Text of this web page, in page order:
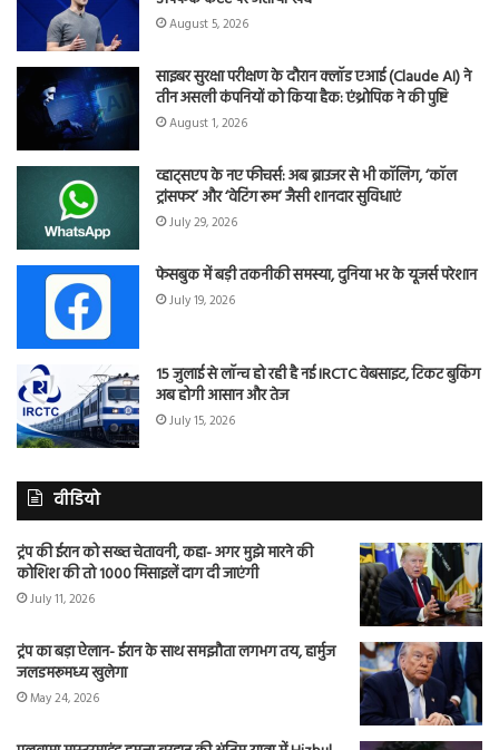
August 5, 2026
साइबर सुरक्षा परीक्षण के दौरान क्लॉड एआई (Claude AI) ने
तीन असली कंपनियों को किया हैक: एंथ्रोपिक ने की पुष्टि
August 1, 2026
व्हाट्सएप के नए फीचर्स: अब ब्राउजर से भी कॉलिंग, ‘कॉल
ट्रांसफर’ और ‘वेटिंग रूम’ जैसी शानदार सुविधाएं
July 29, 2026
फेसबुक में बड़ी तकनीकी समस्या, दुनिया भर के यूजर्स परेशान
July 19, 2026
15 जुलाई से लॉन्च हो रही है नई IRCTC वेबसाइट, टिकट बुकिंग
अब होगी आसान और तेज
July 15, 2026
वीडियो
ट्रंप की ईरान को सख्त चेतावनी, कहा- अगर मुझे मारने की
कोशिश की तो 1000 मिसाइलें दाग दी जाएंगी
July 11, 2026
ट्रंप का बड़ा ऐलान- ईरान के साथ समझौता लगभग तय, हार्मुज
जलडमरूमध्य खुलेगा
May 24, 2026